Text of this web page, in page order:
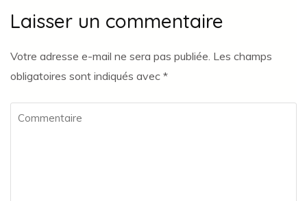
Laisser un commentaire
Votre adresse e-mail ne sera pas publiée. Les champs
obligatoires sont indiqués avec *
Commentaire